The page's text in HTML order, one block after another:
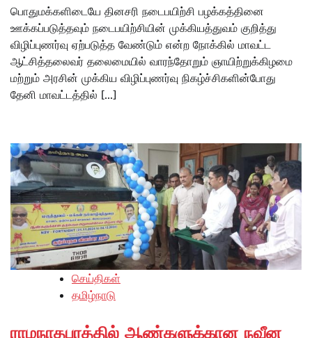
பொதுமக்களிடையே தினசரி நடைபயிற்சி பழக்கத்தினை
ஊக்கப்படுத்தவும் நடைபயிற்சியின் முக்கியத்துவம் குறித்து
விழிப்புணர்வு ஏற்படுத்த வேண்டும் என்ற நோக்கில் மாவட்ட
ஆட்சித்தலைவர் தலைமையில் வாரந்தோறும் ஞாயிற்றுக்கிழமை
மற்றும் அரசின் முக்கிய விழிப்புணர்வு நிகழ்ச்சிகளின்போது
தேனி மாவட்டத்தில் […]
செய்திகள்
தமிழ்நாடு
ராமநாதபுரத்தில் ஆண்களுக்கான நவீன